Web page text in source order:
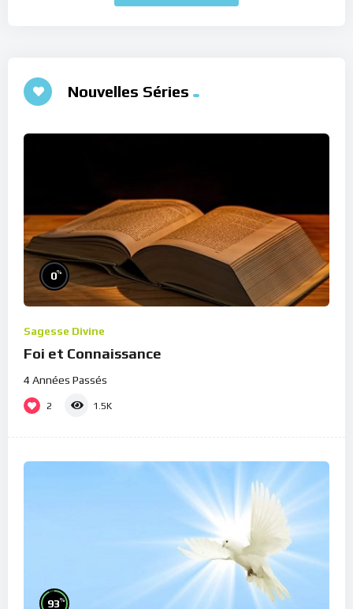
Nouvelles Séries
0%
Sagesse Divine
Foi et Connaissance
4 Années Passés
2 1.5K
93%